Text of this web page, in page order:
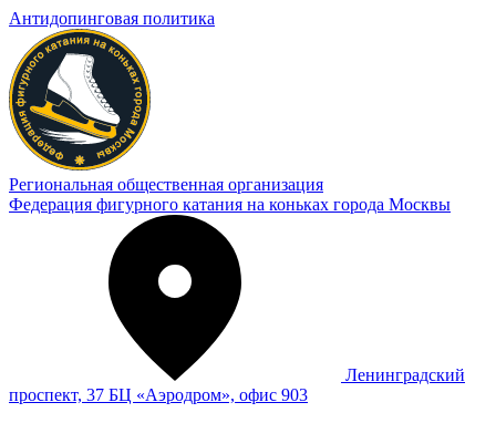
Антидопинговая политика
Региональная общественная организация
Федерация фигурного катания на коньках города Москвы
Ленинградский
проспект, 37 БЦ «Аэродром», офис 903